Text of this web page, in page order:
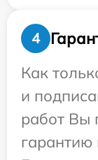
4
Как
и
работ Вы
гарантию